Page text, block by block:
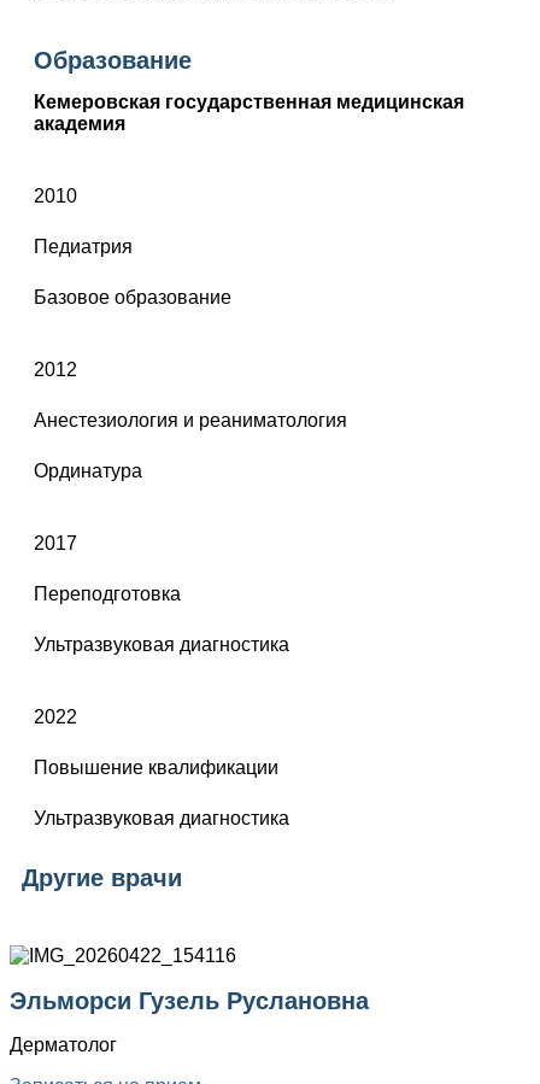
Образование
Кемеровская государственная медицинская
академия
2010
Педиатрия
Базовое образование
2012
Анестезиология и реаниматология
Ординатура
2017
Переподготовка
Ультразвуковая диагностика
2022
Повышение квалификации
Ультразвуковая диагностика
Другие врачи
Эльморси Гузель Руслановна
Дерматолог